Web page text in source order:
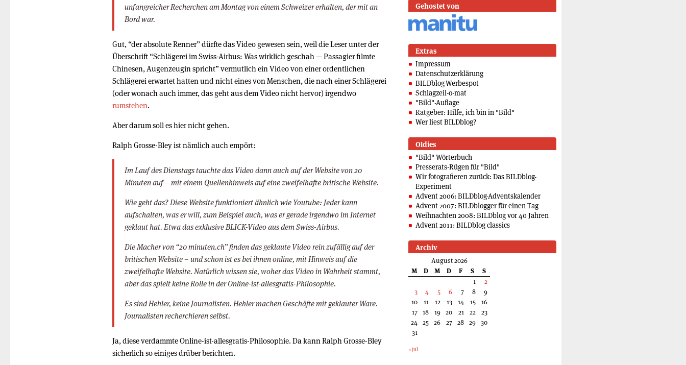
unfangreicher Recherchen am Montag von einem Schweizer erhalten, der mit an
Bord war.
Gut, “der absolute Renner” dürfte das Video gewesen sein, weil die Leser unter der
Überschrift “Schlägerei im Swiss-Airbus: Was wirklich geschah — Passagier filmte
Chinesen, Augenzeugin spricht” vermutlich ein Video von einer ordentlichen
Schlägerei erwartet hatten und nicht eines von Menschen, die nach einer Schlägerei
(oder wonach auch immer, das geht aus dem Video nicht hervor) irgendwo
rumstehen.
Aber darum soll es hier nicht gehen.
Ralph Grosse-Bley ist nämlich auch empört:
Im Lauf des Dienstags tauchte das Video dann auch auf der Website von 20
Minuten auf – mit einem Quellenhinweis auf eine zweifelhafte britische Website.
Wie geht das? Diese Website funktioniert ähnlich wie Youtube: Jeder kann
aufschalten, was er will, zum Beispiel auch, was er gerade irgendwo im Internet
geklaut hat. Etwa das exklusive BLICK-Video aus dem Swiss-Airbus.
Die Macher von “20 minuten.ch” finden das geklaute Video rein zufällig auf der
britischen Website – und schon ist es bei ihnen online, mit Hinweis auf die
zweifelhafte Website. Natürlich wissen sie, woher das Video in Wahrheit stammt,
aber das spielt keine Rolle in der Online-ist-allesgratis-Philosophie.
Es sind Hehler, keine Journalisten. Hehler machen Geschäfte mit geklauter Ware.
Journalisten recherchieren selbst.
Ja, diese verdammte Online-ist-allesgratis-Philosophie. Da kann Ralph Grosse-Bley
sicherlich so einiges drüber berichten.
Gehostet von
Extras
Impressum
Datenschutzerklärung
BILDblog-Werbespot
Schlagzeil-o-mat
"Bild"-Auflage
Ratgeber: Hilfe, ich bin in "Bild"
Wer liest BILDblog?
Oldies
"Bild"-Wörterbuch
Presserats-Rügen für "Bild"
Wir fotografieren zurück: Das BILDblog-
Experiment
Advent 2006: BILDblog-Adventskalender
Advent 2007: BILDblogger für einen Tag
Weihnachten 2008: BILDblog vor 40 Jahren
Advent 2011: BILDblog classics
Archiv
August 2026
M
D M D F S
S
1
2
3
4 5 6 7 8
9
10
11 12 13 14 15
16
17 18 19 20 21 22
23
24 25 26 27 28 29 30
31
« Jul